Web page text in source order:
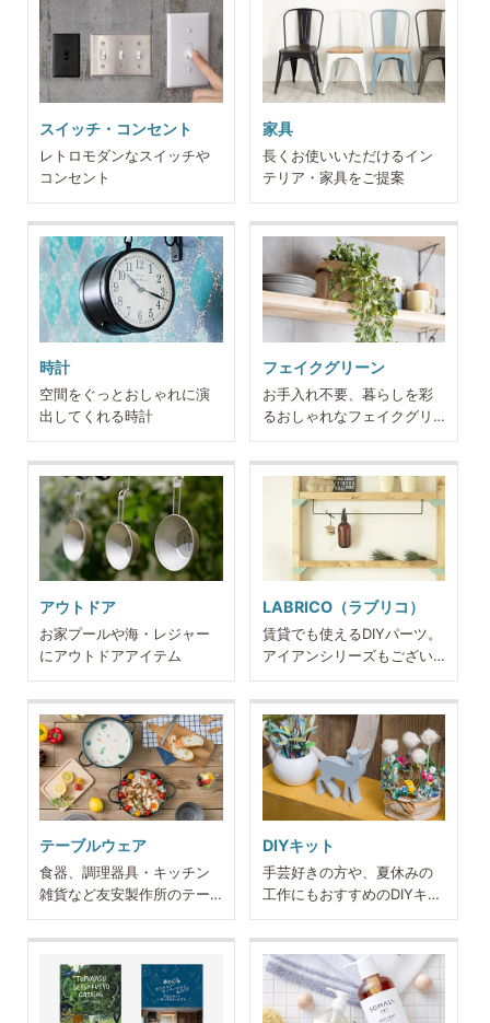
スイッチ・コンセント
レトロモダンなスイッチや
コンセント
家具
長くお使いいただけるイン
テリア・家具をご提案
時計
空間をぐっとおしゃれに演
出してくれる時計
フェイクグリーン
お手入れ不要、暮らしを彩
るおしゃれなフェイクグリ
ーン
アウトドア
お家プールや海・レジャー
にアウトドアアイテム
LABRICO（ラブリコ）
賃貸でも使えるDIYパーツ。
アイアンシリーズもござい
ます
テーブルウェア
食器、調理器具・キッチン
雑貨など友安製作所のテー
ブルウェア用品
DIYキット
手芸好きの方や、夏休みの
工作にもおすすめのDIYキッ
ト